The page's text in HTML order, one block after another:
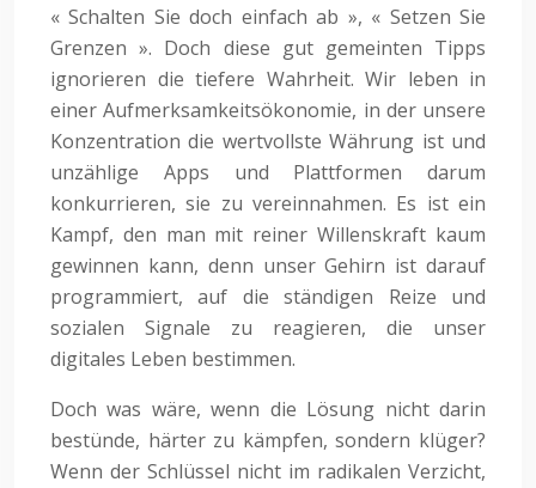
« Schalten Sie doch einfach ab », « Setzen Sie
Grenzen ». Doch diese gut gemeinten Tipps
ignorieren die tiefere Wahrheit. Wir leben in
einer Aufmerksamkeitsökonomie, in der unsere
Konzentration die wertvollste Währung ist und
unzählige Apps und Plattformen darum
konkurrieren, sie zu vereinnahmen. Es ist ein
Kampf, den man mit reiner Willenskraft kaum
gewinnen kann, denn unser Gehirn ist darauf
programmiert, auf die ständigen Reize und
sozialen Signale zu reagieren, die unser
digitales Leben bestimmen.
Doch was wäre, wenn die Lösung nicht darin
bestünde, härter zu kämpfen, sondern klüger?
Wenn der Schlüssel nicht im radikalen Verzicht,